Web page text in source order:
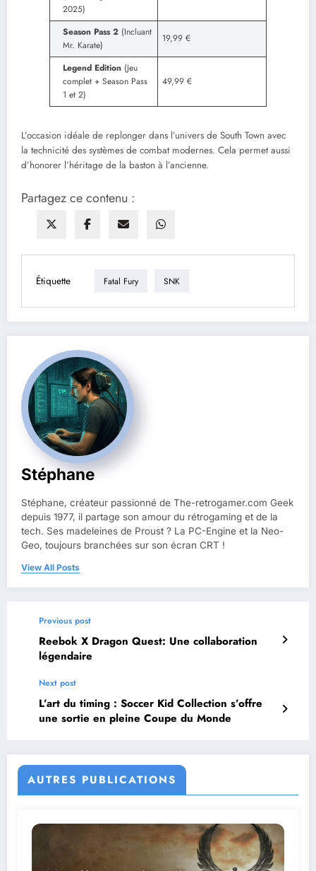
2025)
Season Pass 2 (Incluant
Mr. Karate)
19,99 €
Legend Edition (Jeu
complet + Season Pass
1 et 2)
49,99 €
L’occasion idéale de replonger dans l’univers de South Town avec
la technicité des systèmes de combat modernes. Cela permet aussi
d’honorer l’héritage de la baston à l’ancienne.
Partagez ce contenu :
Étiquette Fatal Fury SNK
Stéphane
Stéphane, créateur passionné de The-retrogamer.com Geek
depuis 1977, il partage son amour du rétrogaming et de la
tech. Ses madeleines de Proust ? La PC-Engine et la Neo-
Geo, toujours branchées sur son écran CRT !
View All Posts
Previous post
Reebok X Dragon Quest: Une collaboration
légendaire
Next post
L’art du timing : Soccer Kid Collection s’offre
une sortie en pleine Coupe du Monde
AUTRES PUBLICATIONS